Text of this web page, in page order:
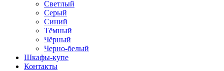
Светлый
Серый
Синий
Тёмный
Чёрный
Черно-белый
Шкафы-купе
Контакты